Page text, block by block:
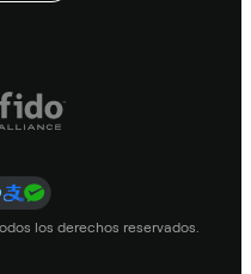
los derechos reservados.